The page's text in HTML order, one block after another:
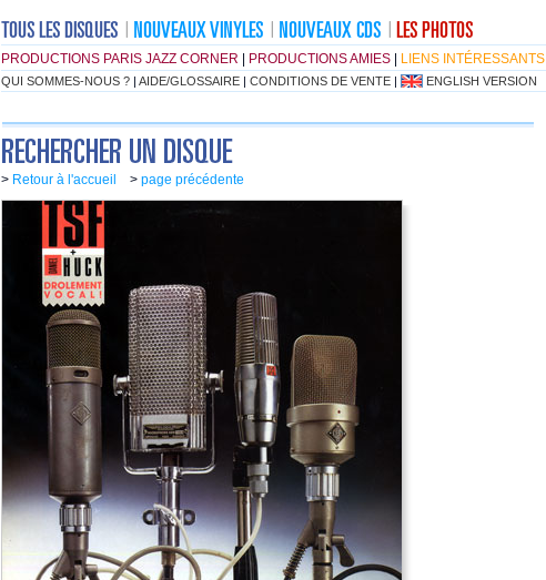
PRODUCTIONS PARIS JAZZ CORNER PRODUCTIONS AMIES LIENS INTÉRESSANTS
QUI SOMMES-NOUS ? | AIDE/GLOSSAIRE | CONDITIONS DE VENTE | ENGLISH VERSION
> Retour à l'accueil > page précédente